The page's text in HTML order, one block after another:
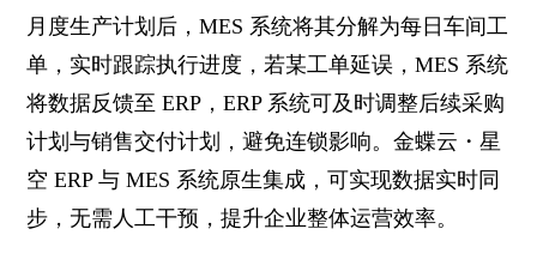
月度生产计划后，MES 系统将其分解为每日车间工
单，实时跟踪执行进度，若某工单延误，MES 系统
将数据反馈至 ERP，ERP 系统可及时调整后续采购
计划与销售交付计划，避免连锁影响。金蝶云・星
空 ERP 与 MES 系统原生集成，可实现数据实时同
步，无需人工干预，提升企业整体运营效率。